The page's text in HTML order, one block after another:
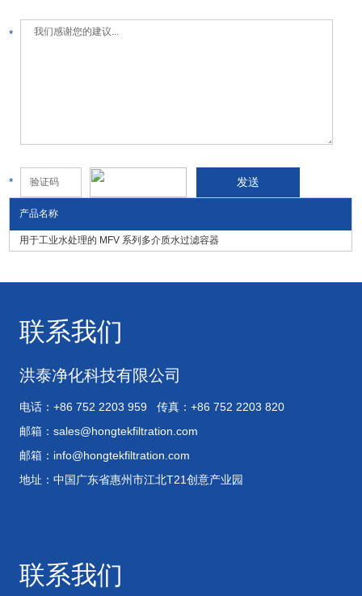
*
*
产品名称
用于工业水处理的 MFV 系列多介质水过滤容器
联系我们
洪泰净化科技有限公司
电话：+86 752 2203 959 传真：+86 752 2203 820
邮箱： sales@hongtekfiltration.com
邮箱： info@hongtekfiltration.com
地址：中国广东省惠州市江北T21创意产业园
联系我们